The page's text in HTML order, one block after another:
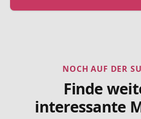
NOCH AUF DER
Finde
interessante